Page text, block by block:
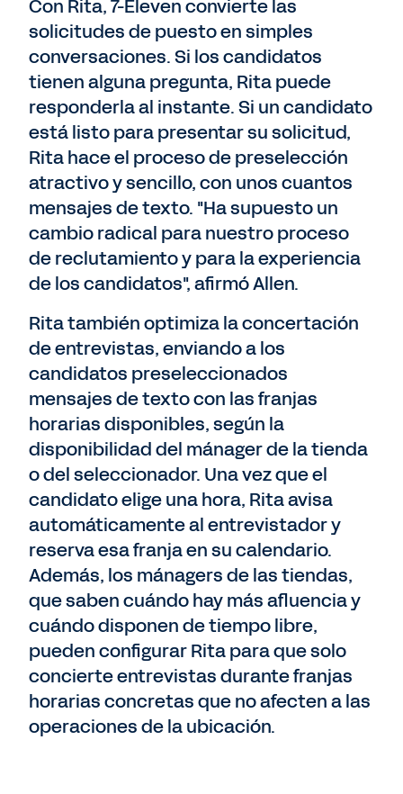
Con Rita, 7-Eleven convierte las
solicitudes de puesto en simples
conversaciones. Si los candidatos
tienen alguna pregunta, Rita puede
responderla al instante. Si un candidato
está listo para presentar su solicitud,
Rita hace el proceso de preselección
atractivo y sencillo, con unos cuantos
mensajes de texto. "Ha supuesto un
cambio radical para nuestro proceso
de reclutamiento y para la experiencia
de los candidatos", afirmó Allen.
Rita también optimiza la concertación
de entrevistas, enviando a los
candidatos preseleccionados
mensajes de texto con las franjas
horarias disponibles, según la
disponibilidad del mánager de la tienda
o del seleccionador. Una vez que el
candidato elige una hora, Rita avisa
automáticamente al entrevistador y
reserva esa franja en su calendario.
Además, los mánagers de las tiendas,
que saben cuándo hay más afluencia y
cuándo disponen de tiempo libre,
pueden configurar Rita para que solo
concierte entrevistas durante franjas
horarias concretas que no afecten a las
operaciones de la ubicación.